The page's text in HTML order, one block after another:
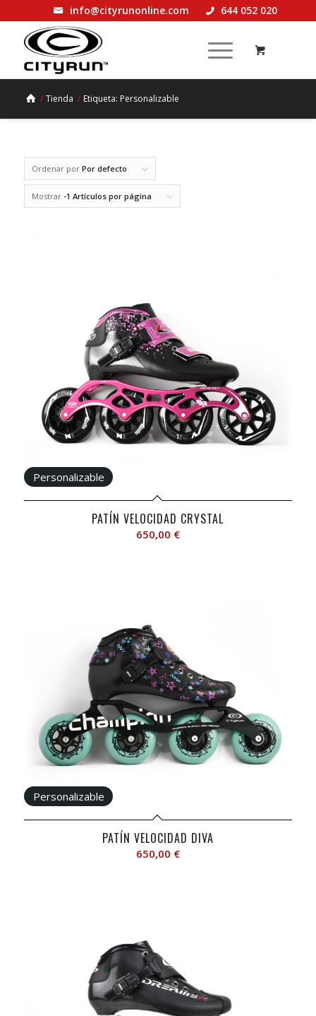
info@cityrunonline.com 644 052 020
/ Tienda / Etiqueta: Personalizable
Ordenar por Por defecto
Mostrar -1 Artículos por página
PATÍN VELOCIDAD CRYSTAL
650,00 €
PATÍN VELOCIDAD DIVA
650,00 €